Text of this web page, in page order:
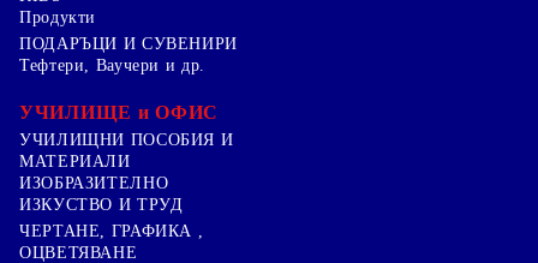
Продукти
ПОДАРЪЦИ И СУВЕНИРИ
Тефтери, Ваучери и др.
УЧИЛИЩЕ и ОФИС
УЧИЛИЩНИ ПОСОБИЯ И
МАТЕРИАЛИ
ИЗОБРАЗИТЕЛНО
ИЗКУСТВО И ТРУД
ЧЕРТАНЕ, ГРАФИКА ,
ОЦВЕТЯВАНЕ